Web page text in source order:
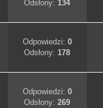
Odsłony:134
Odpowiedzi: 0
Odsłony:178
Odpowiedzi: 0
Odsłony:269